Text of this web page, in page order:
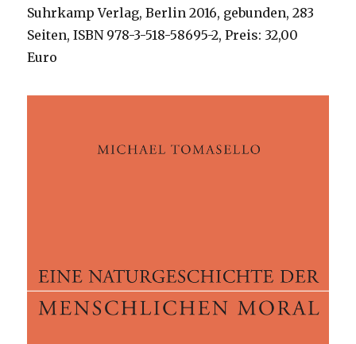
Suhrkamp Verlag, Berlin 2016, gebunden, 283
Seiten, ISBN 978-3-518-58695-2, Preis: 32,00
Euro